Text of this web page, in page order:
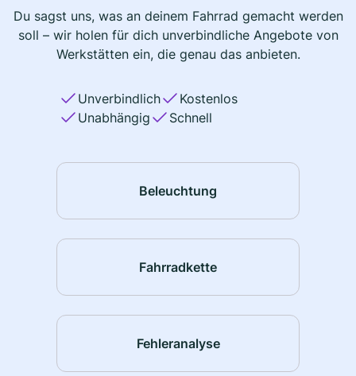
Du sagst uns, was an deinem Fahrrad gemacht werden
soll – wir holen für dich unverbindliche Angebote von
Werkstätten ein, die genau das anbieten.
Unverbindlich
Kostenlos
Unabhängig
Schnell
Beleuchtung
Fahrradkette
Fehleranalyse